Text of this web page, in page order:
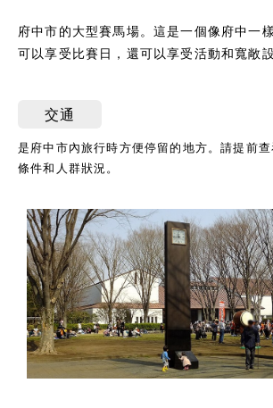
府中市的大型賽馬場。這是一個像府中一
可以享受比賽日，還可以享受活動和寬敞
交通
是府中市內旅行時方便停留的地方。請提前
條件和人群狀況。